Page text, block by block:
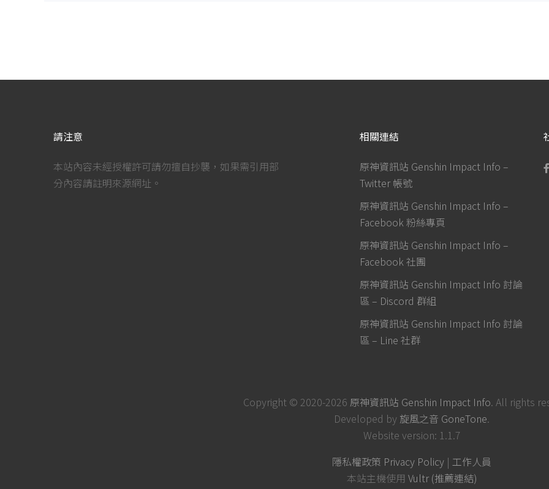
請注意
本站內容未經授權許可請勿擅自抄襲，如果需引用部
分內容請註明來源網址。
相關連結
原神資訊站 Genshin Impact Info –
Twitter 帳號
原神資訊站 Genshin Impact Info –
Facebook 粉絲專頁
原神資訊站 Genshin Impact Info –
Facebook 社團
原神資訊站 Genshin Impact Info 討論
區 – Discord 群組
原神資訊站 Genshin Impact Info 討論
區 – Line 社群
Copyright © 2020-2026 原神資訊站 Genshin Impact Info. All rights
Developed by 旋風之音 GoneTone.
Website version: 1.1.7
隱私權政策 Privacy Policy | 工作人員
本站主機使用 Vultr (推薦連結)